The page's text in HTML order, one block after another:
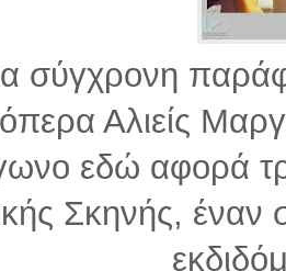
σύγχρονη
Αλιείς
εδώ αφορά
Σκηνής, έναν